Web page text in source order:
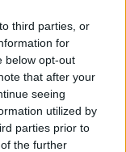
third parties, or
for
below opt-out
that after your
seeing
utilized by
parties prior to
the further
Uni et proposé
le bundle
Xbox One à ce
AA n’avait pas